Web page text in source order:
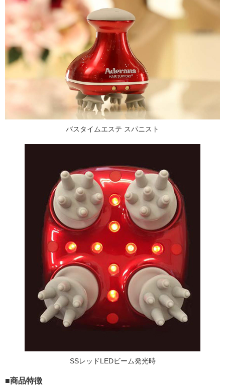
バスタイムエステ スパニスト
SSレッドLEDビーム発光時
■商品特徴